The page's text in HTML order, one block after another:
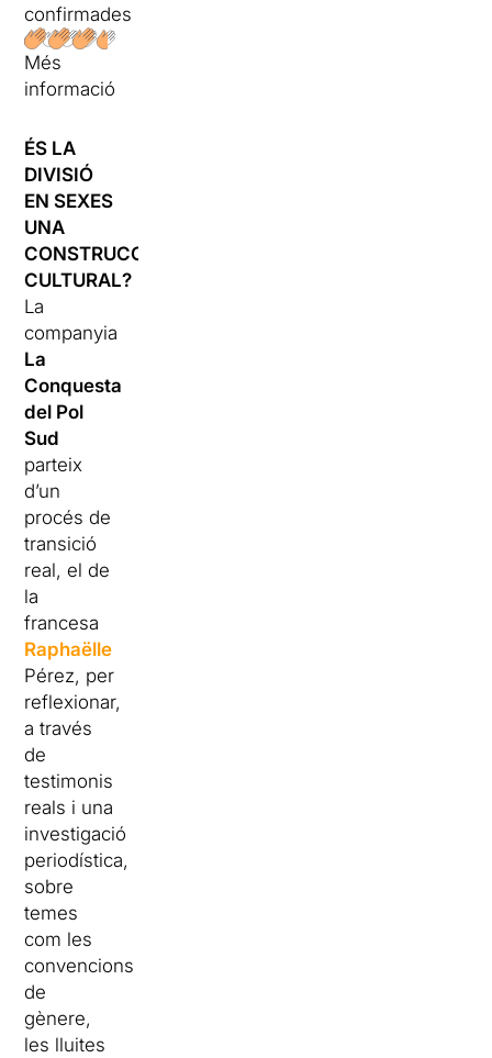
confirmades
Més
informació
ÉS LA
DIVISIÓ
EN SEXES
UNA
CONSTRUCCIÓ
CULTURAL?
La
companyia
La
Conquesta
del Pol
Sud
parteix
d’un
procés de
transició
real, el de
la
francesa
Raphaëlle
Pérez, per
reflexionar,
a través
de
testimonis
reals i una
investigació
periodística,
sobre
temes
com les
convencions
de
gènere,
les lluites